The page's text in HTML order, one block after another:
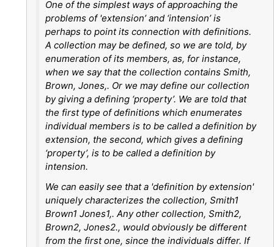
One of the simplest ways of approaching the
problems of 'extension’ and ‘intension’ is
perhaps to point its connection with definitions.
A collection may be defined, so we are told, by
enumeration of its members, as, for instance,
when we say that the collection contains Smith,
Brown, Jones,. Or we may define our collection
by giving a defining ‘property’. We are told that
the first type of definitions which enumerates
individual members is to be called a definition by
extension, the second, which gives a defining
‘property’, is to be called a definition by
intension.
We can easily see that a 'definition by extension'
uniquely characterizes the collection, Smith1
Brown1 Jones1,. Any other collection, Smith2,
Brown2, Jones2., would obviously be different
from the first one, since the individuals differ. If